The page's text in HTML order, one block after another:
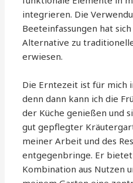
integrieren. Die
Beeteinfassungen hat
Alternative zu
erwiesen.
Die Erntezeit ist für mich
denn dann kann ich die
der Küche genießen und
gut gepflegter
meiner Arbeit und des
entgegenbringe. Er
Kombination aus Nutzen